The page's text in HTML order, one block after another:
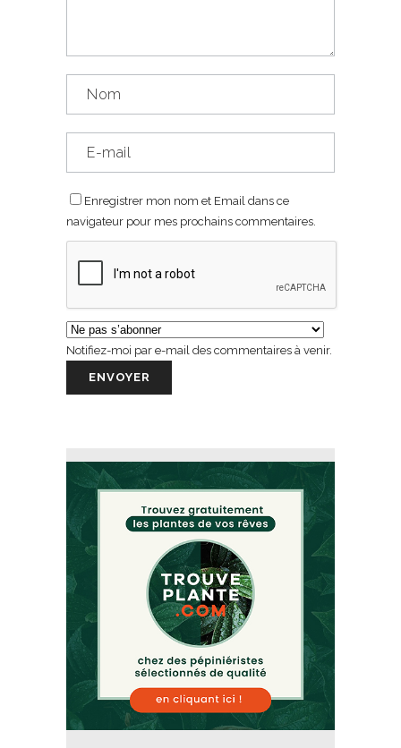
Enregistrer mon nom et Email dans ce
navigateur pour mes prochains commentaires.
Notifiez-moi par e-mail des commentaires à venir.